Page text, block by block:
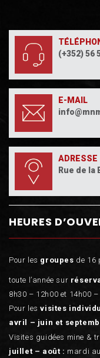
(+352) 56
E-MAIL
ADRESSE
Rue de la
HEURES
Pour les groupes de 16
toute l’année sur
8h30 – 12h00 et 14h00
Pour lesvisites
avril – juin et
Visites guidées mine &
juillet – août : mardi